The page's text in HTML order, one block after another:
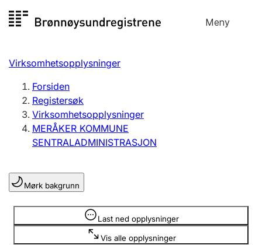
til
Meny
Registersøk
Aksjeselskap
Enkeltpersonforetak
Registrere, endre, slette
Lag og forening
Registrere, endre, slette
Flere organisasjonsformer
Virksomhetsopplysninger
Forsiden
Registersøk
Virksomhetsopplysninger
MERÅKER KOMMUNE
SENTRALADMINISTRASJON
Mørk bakgrunn
Last ned opplysninger
Vis alle opplysninger
Opplysninger er skjult